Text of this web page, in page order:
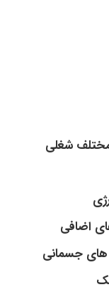
شغلی
اضافی
های جسمانی